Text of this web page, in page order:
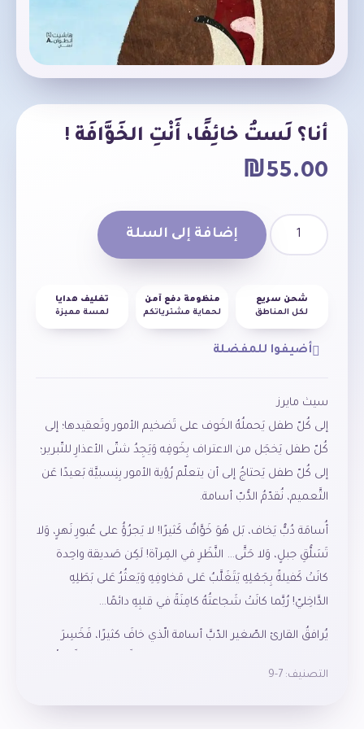
أنا؟ لَستُ خائِفًا، أَنْتِ الخَوَّافَة !
₪55.00
إضافة إلى السلة
شحن سريع
لكل المناطق
منظومة دفع آمن
لحماية مشترياتكم
تغليف هدايا
لمسة مميزة
أضيفوا للمفضلة
سيث مايرز
إلى كُلّ طفل يَحملُهُ الخَوف على تَضخيم الأمور وتَعقيدها؛ إلى
كُلّ طفل يَخجَل من الاعتراف بِخَوفِه وَيَجِدُ شتّى الأعذارِ للتّبرير؛
إلى كُلّ طفل يَحتاجُ إلى أن يتعلّم رُؤية الأمور بِنِسبيَّة بَعيدًا عَن
التَّعميم، نُقدّمُ الدُّبّ أسامة.
أُسامَة دُبٌّ يَخاف، بَل هُوَ خَوَّافٌ كَثيرًا! لا يَجرُؤُ على عُبورِ نَهرٍ، وَلا
تَسَلُّقِ جبلٍ، وَلا حَتَّى… النَّظَرِ في المِرآة! لَكِن صَديقة واحِدة
كانَتْ كَفيلةً بِجَعْلِهِ يَتَغَلَّبُ عَلى مَخاوفِهِ وَيَعثُرُ عَلى بَطَلِهِ
الدَّاخِليّ! رُبَّما كانَتْ شَجاعتُهُ كامِنَةً في قلبِهِ دائمًا…
يُرافقُ القارئ الصّغير الدّبَّ أسامة الّذي خافَ كثيرًا، فَخَسِرَ
ما هُو جَديد، ليكتشف في نهاية القصّة أنّ الجبلَ العالي لَم يَكُن
أعلى مِن تلّة، والنّهر العميق لم يصل لمستوى كاحِلَيه،
التصنيف: 7-9